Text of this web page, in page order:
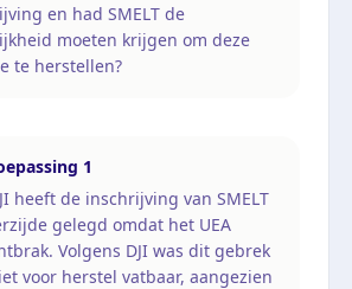
en had SMELT de
moeten krijgen om deze
te herstellen?
1
heeft de inschrijving van SMELT
gelegd omdat het UEA
Volgens DJI was dit gebrek
voor herstel vatbaar, aangezien